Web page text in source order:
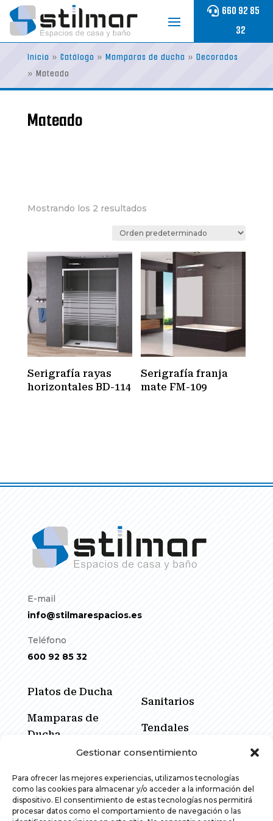
Gestionar consentimiento
Para ofrecer las mejores experiencias, utilizamos tecnologías
como las cookies para almacenar y/o acceder a la información del
dispositivo. El consentimiento de estas tecnologías nos permitirá
procesar datos como el comportamiento de navegación o las
Skip
to
content
660 92 85
32
Inicio » Catálogo » Mamparas de ducha » Decorados
» Mateado
Mateado
Mostrando los 2 resultados
Serigrafía rayas
horizontales BD-114
Serigrafía franja
mate FM-109
E-mail
info@stilmarespacios.es
Teléfono
600 92 85 32
Platos de Ducha
Mamparas de
Ducha
Espejos
Grifería
Sanitarios
Tendales
Cerramientos
Promociones